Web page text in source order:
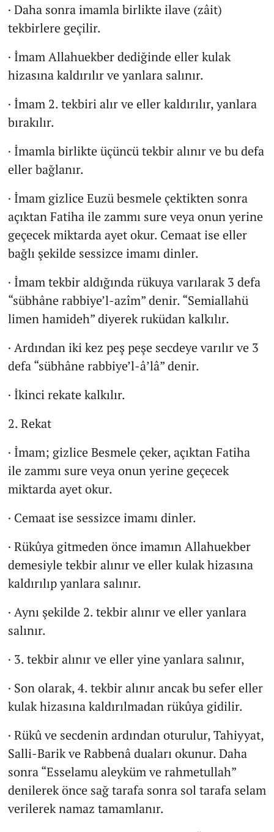
· Daha sonra imamla birlikte ilave (zâit)
tekbirlere geçilir.
· İmam Allahuekber dediğinde eller kulak
hizasına kaldırılır ve yanlara salınır.
· İmam 2. tekbiri alır ve eller kaldırılır, yanlara
bırakılır.
· İmamla birlikte üçüncü tekbir alınır ve bu defa
eller bağlanır.
· İmam gizlice Euzü besmele çektikten sonra
açıktan Fatiha ile zammı sure veya onun yerine
geçecek miktarda ayet okur. Cemaat ise eller
bağlı şekilde sessizce imamı dinler.
· İmam tekbir aldığında rükuya varılarak 3 defa
“sübhâne rabbiye’l-azîm” denir. “Semiallahü
limen hamideh” diyerek ruküdan kalkılır.
· Ardından iki kez peş peşe secdeye varılır ve 3
defa “sübhâne rabbiye’l-â’lâ” denir.
· İkinci rekate kalkılır.
2. Rekat
· İmam; gizlice Besmele çeker, açıktan Fatiha
ile zammı sure veya onun yerine geçecek
miktarda ayet okur.
· Cemaat ise sessizce imamı dinler.
· Rükûya gitmeden önce imamın Allahuekber
demesiyle tekbir alınır ve eller kulak hizasına
kaldırılıp yanlara salınır.
· Aynı şekilde 2. tekbir alınır ve eller yanlara
salınır.
· 3. tekbir alınır ve eller yine yanlara salınır,
· Son olarak, 4. tekbir alınır ancak bu sefer eller
kulak hizasına kaldırılmadan rükûya gidilir.
· Rükû ve secdenin ardından oturulur, Tahiyyat,
Salli-Barik ve Rabbenâ duaları okunur. Daha
sonra “Esselamu aleyküm ve rahmetullah”
denilerek önce sağ tarafa sonra sol tarafa selam
verilerek namaz tamamlanır.